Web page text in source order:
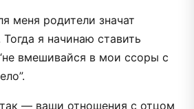
меня родители значат
я начинаю ставить
вмешивайся в мои ссоры с
— ваши отношения с отцом